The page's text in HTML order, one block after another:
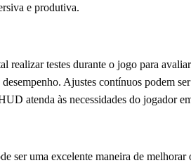
e produtiva.
testes durante o jogo para
Ajustes contínuos podem
atenda às necessidades do jogador
ser uma excelente maneira de